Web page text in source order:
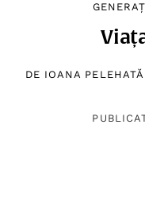
DE IOANA